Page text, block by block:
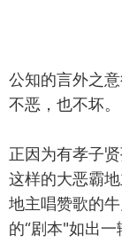
公知的言外之
不恶，也不坏。
正因为有孝子
这样的大恶霸
地主唱赞歌的
的“剧本"如出